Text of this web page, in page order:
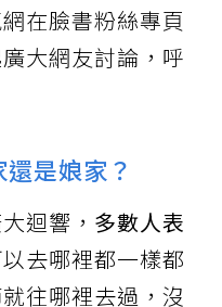
在臉書粉絲專頁
大網友討論，呼
是娘家？
迴響， 多數人表
以去哪裡都一樣都
往哪裡去過，沒